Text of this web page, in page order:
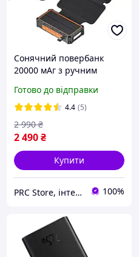
Сонячний повербанк
20000 мАг з ручним
машина), бездротовою
зарядкою, вбудованими
кабелями та
вологозахистом
Готово до відправки
4.4 (5)
2 490₴
2 990 ₴
Купити
PRC Store, інтернет-магазин 100%